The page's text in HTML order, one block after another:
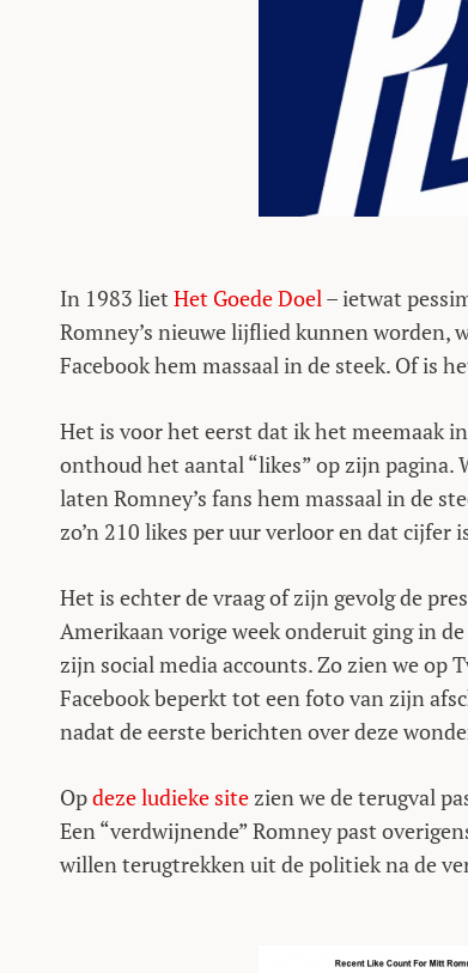
In 1983 liet Het Goede Doel – ietwat
Romney’s nieuwe lijflied kunnen
Facebook hem massaal in de steek. Of is
Het is voor het eerst dat ik het meemaak
onthoud het aantal “likes” op zijn pagina.
laten Romney’s fans hem massaal in de
zo’n 210 likes per uur verloor en dat cijfer
Het is echter de vraag of zijn gevolg de
Amerikaan vorige week onderuit ging in
zijn social media accounts. Zo zien we op
Facebook beperkt tot een foto van zijn
nadat de eerste berichten over deze
Opdeze ludieke site zien we de terugval
Een “verdwijnende” Romney past
willen terugtrekken uit de politiek na de